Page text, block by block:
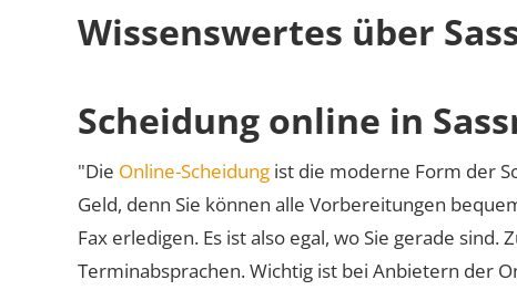
Wissenswertes über
Scheidung online in
"Die Online-Scheidung ist die moderne Form der
Geld, denn Sie können alle Vorbereitungen
Fax erledigen. Es ist also egal, wo Sie gerade
Terminabsprachen. Wichtig ist bei Anbietern der